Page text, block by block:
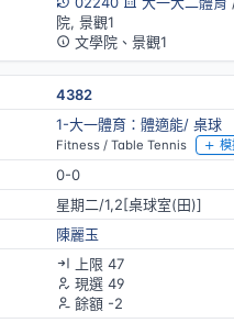
院, 景觀1
文學院、景觀1
4382
1-大一體育：體適能/ 桌球
Fitness / Table Tennis 模
0-0
星期二/1,2[桌球室(田)]
陳麗玉
上限 47
現選 49
餘額 -2